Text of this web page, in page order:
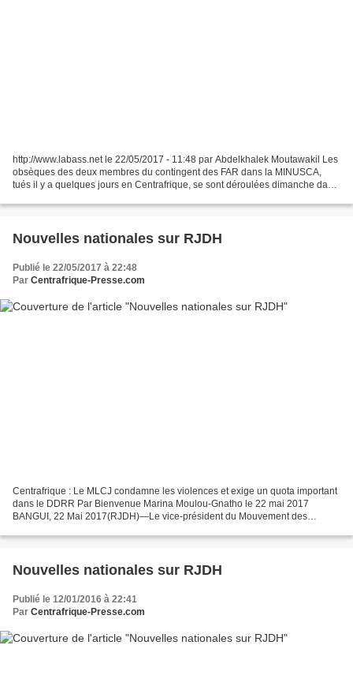
http://www.labass.net le 22/05/2017 - 11:48 par Abdelkhalek Moutawakil Les
obsèques des deux membres du contingent des FAR dans la MINUSCA,
tués il y a quelques jours en Centrafrique, se sont déroulées dimanche dans
Nouvelles nationales sur RJDH
Publié le 22/05/2017 à 22:48
Par Centrafrique-Presse.com
Centrafrique : Le MLCJ condamne les violences et exige un quota important
dans le DDRR Par Bienvenue Marina Moulou-Gnatho le 22 mai 2017
BANGUI, 22 Mai 2017(RJDH)—Le vice-président du Mouvement des
Nouvelles nationales sur RJDH
Publié le 12/01/2016 à 22:41
Par Centrafrique-Presse.com